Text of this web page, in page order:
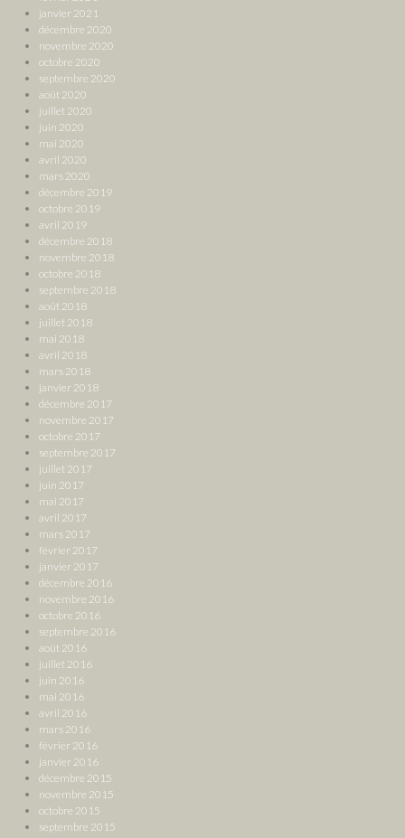
janvier 2021
décembre 2020
novembre 2020
octobre 2020
septembre 2020
août 2020
juillet 2020
juin 2020
mai 2020
avril 2020
mars 2020
décembre 2019
octobre 2019
avril 2019
décembre 2018
novembre 2018
octobre 2018
septembre 2018
août 2018
juillet 2018
mai 2018
avril 2018
mars 2018
janvier 2018
décembre 2017
novembre 2017
octobre 2017
septembre 2017
juillet 2017
juin 2017
mai 2017
avril 2017
mars 2017
février 2017
janvier 2017
décembre 2016
novembre 2016
octobre 2016
septembre 2016
août 2016
juillet 2016
juin 2016
mai 2016
avril 2016
mars 2016
février 2016
janvier 2016
décembre 2015
novembre 2015
octobre 2015
septembre 2015